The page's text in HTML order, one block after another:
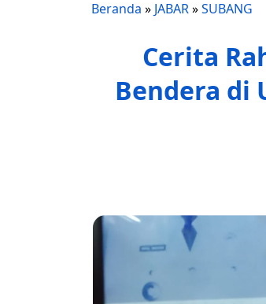
Beranda » JABAR»SUBANG
Cerita
Bendera di